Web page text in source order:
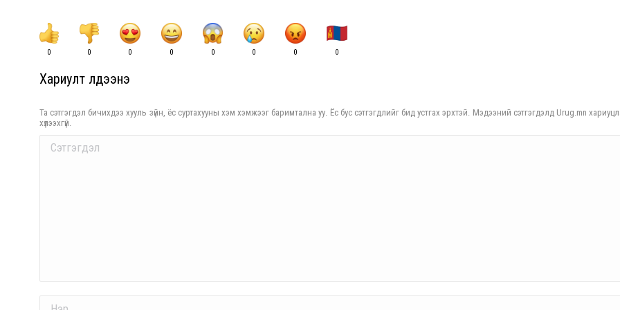
0 0 0 0 0 0 0 0
Хариулт үлдээнэ үү
Та сэтгэгдэл бичихдээ хууль зүйн, ёс суртахууны хэм хэмжээг баримтална уу. Ёс бус сэтгэгдлийг бид устгах эрхтэй. Мэдээний сэтгэгдэлд Urug.mn
хүлээхгүй.
Comment